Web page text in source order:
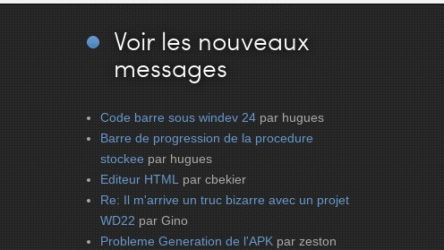
Voir les nouveaux
messages
Code barre sous windev 24 par hugues
Barre de progression de la procedure
stockee par hugues
Editeur HTML par cbekier
Re: Il m'arrive un truc bizarre avec un projet
WD22 par Gino
Probleme Generation de l'APK par zeston